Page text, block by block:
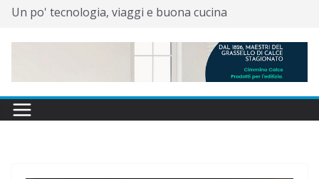
Un po' tecnologia, viaggi e buona cucina